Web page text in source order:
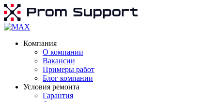
Компания
О компании
Вакансии
Примеры работ
Блог компании
Условия ремонта
Гарантия